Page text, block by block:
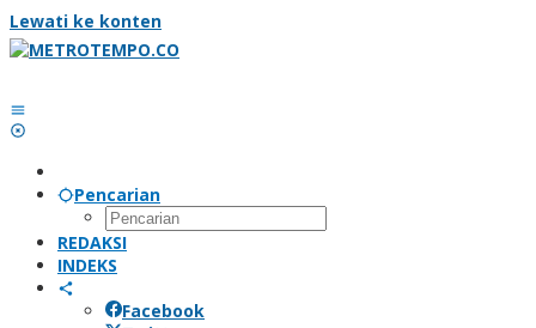
Lewati ke konten
Pencarian
REDAKSI
INDEKS
Facebook